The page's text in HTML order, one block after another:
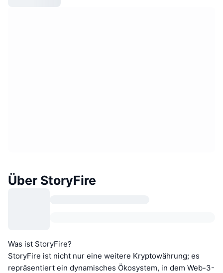
Über StoryFire
Was ist StoryFire?
StoryFire ist nicht nur eine weitere Kryptowährung; es
repräsentiert ein dynamisches Ökosystem, in dem Web-3-